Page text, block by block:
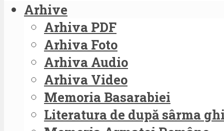
Arhive
Arhiva PDF
Arhiva Foto
Arhiva Audio
Arhiva Video
Memoria Basarabiei
Literatura de după sârma